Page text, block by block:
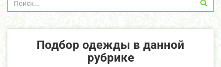
Подбор одежды в данной
рубрике